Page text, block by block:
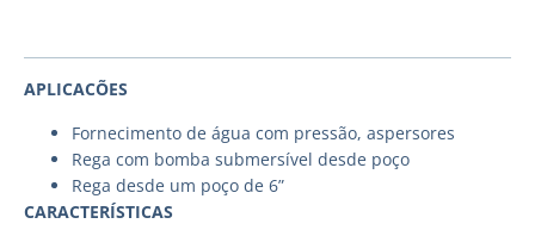
APLICACÕES
Fornecimento de água com pressão, aspersores
Rega com bomba submersível desde poço
Rega desde um poço de 6”
CARACTERÍSTICAS